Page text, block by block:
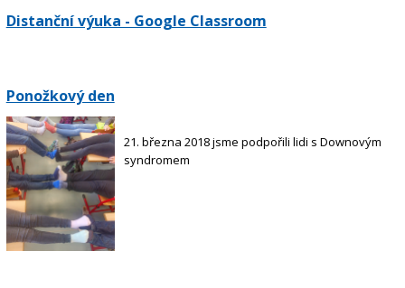
Distanční výuka - Google Classroom
Ponožkový den
21. března 2018 jsme podpořili lidi s Downovým
syndromem